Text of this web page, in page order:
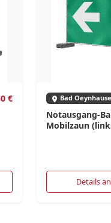
€
Bad
Notausgang-
Mobilzaun
Details